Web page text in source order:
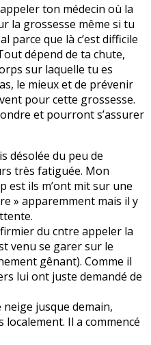
ton médecin où la
la grossesse même si tu
parce que là c’est difficile
dépend de ta chute,
sur laquelle tu es
le mieux et de prévenir
pour cette grossesse.
et pourront s’assurer
désolée du peu de
très fatiguée. Mon
est ils m’ont mit sur une
» apparemment mais il y
du cntre appeler la
venu se garer sur le
gênant). Comme il
lui ont juste demandé de
jusque demain,
localement. Il a commencé